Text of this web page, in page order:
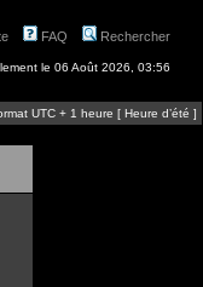
FAQ Rechercher
le 06 Août 2026, 03:56
UTC + 1 heure [ Heure d’été ]